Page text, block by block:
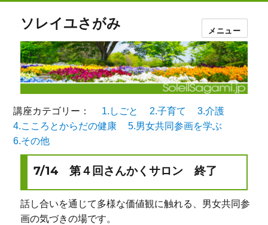
ソレイユさがみ メニュー
講座カテゴリー： 1.しごと 2.子育て
3.介護
4.こころとからだの健康
5.男女共同参画を学ぶ
6.その他
7/14 第４回さんかくサロン 終了
話し合いを通じて多様な価値観に触れる、男女共同参
画の気づきの場です。